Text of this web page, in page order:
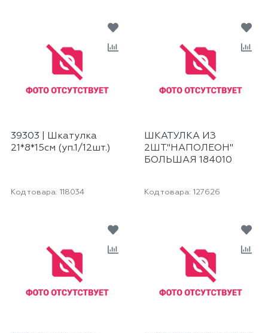
39303 | Шкатулка
21*8*15см (уп.1/12шт.)
ШКАТУЛКА ИЗ
2ШТ."НАПОЛЕОН"
БОЛЬШАЯ 184010
Код товара: 118034 Код товара: 127626